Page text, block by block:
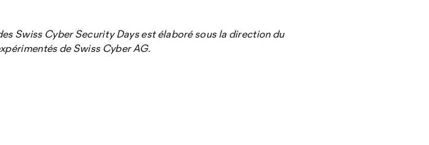
Swiss Cyber ​​Security Days est élaboré sous la direction du
de Swiss Cyber ​​AG.